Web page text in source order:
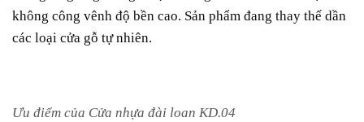
không công vênh độ bền cao. Sản phẩm đang thay thế dần
các loại cửa gỗ tự nhiên.
Ưu điểm của Cửa nhựa đài loan KD.04